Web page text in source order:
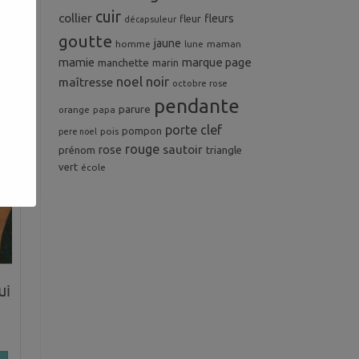
collier cuir décapsuleur fleur fleurs
goutte homme jaune lune maman
mamie manchette marin marque page
maîtresse noel noir octobre rose
orange papa parure pendante
pere noel pois pompon porte clef
prénom rose rouge sautoir triangle
vert école